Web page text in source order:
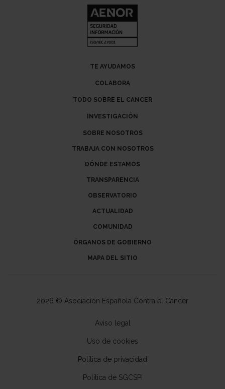
TE AYUDAMOS
COLABORA
TODO SOBRE EL CANCER
INVESTIGACIÓN
SOBRE NOSOTROS
TRABAJA CON NOSOTROS
DÓNDE ESTAMOS
TRANSPARENCIA
OBSERVATORIO
ACTUALIDAD
COMUNIDAD
ÓRGANOS DE GOBIERNO
MAPA DEL SITIO
2026 © Asociación Española Contra el Cáncer
Aviso legal
Uso de cookies
Política de privacidad
Política de SGCSPI